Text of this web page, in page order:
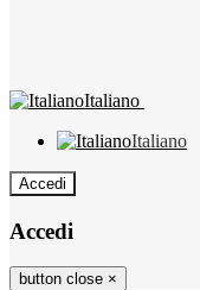
Italiano
Italiano
Accedi
Accedi
button close ×